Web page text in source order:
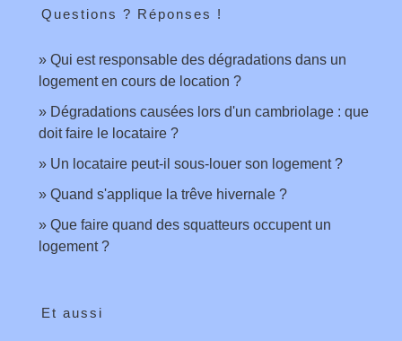
Questions ? Réponses !
Qui est responsable des dégradations dans un
logement en cours de location ?
Dégradations causées lors d'un cambriolage : que
doit faire le locataire ?
Un locataire peut-il sous-louer son logement ?
Quand s'applique la trêve hivernale ?
Que faire quand des squatteurs occupent un
logement ?
Et aussi